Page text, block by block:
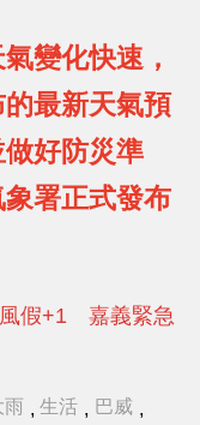
變化快速，
最新天氣預
好防災準
署正式發布
假+1 嘉義緊急
雨 , 生活 , 巴威 ,